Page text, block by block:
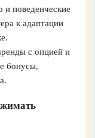
и поведенческие
к адаптации
с опцией и
бонусы,